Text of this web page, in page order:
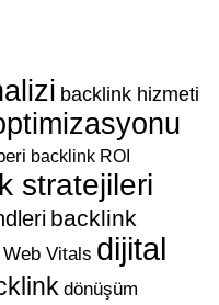
backlink hizmeti
backlink ROI
stratejileri
backlink
Vitals dijital
dönüşüm